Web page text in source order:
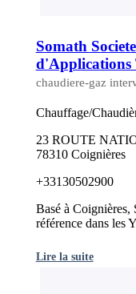
Somath
d'Applications
chaudiere-gaz
Chauffage/
23 ROUTE
78310 Coignières
+33130502900
Basé à
référence dans les
Lire la suite